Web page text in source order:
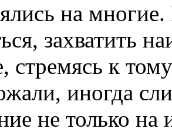
на
захватить
стремясь к
иногда
не только на